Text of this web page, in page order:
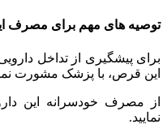
توصیه های مهم برای مصرف
برای پیشگیری از تداخل
این قرص، با پزشک مشورت
از مصرف خودسرانه این
نمایید.